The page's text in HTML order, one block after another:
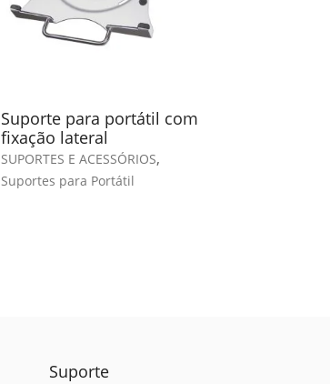
Suporte para portátil com
fixação lateral
SUPORTES E ACESSÓRIOS,
Suportes para Portátil
Suporte